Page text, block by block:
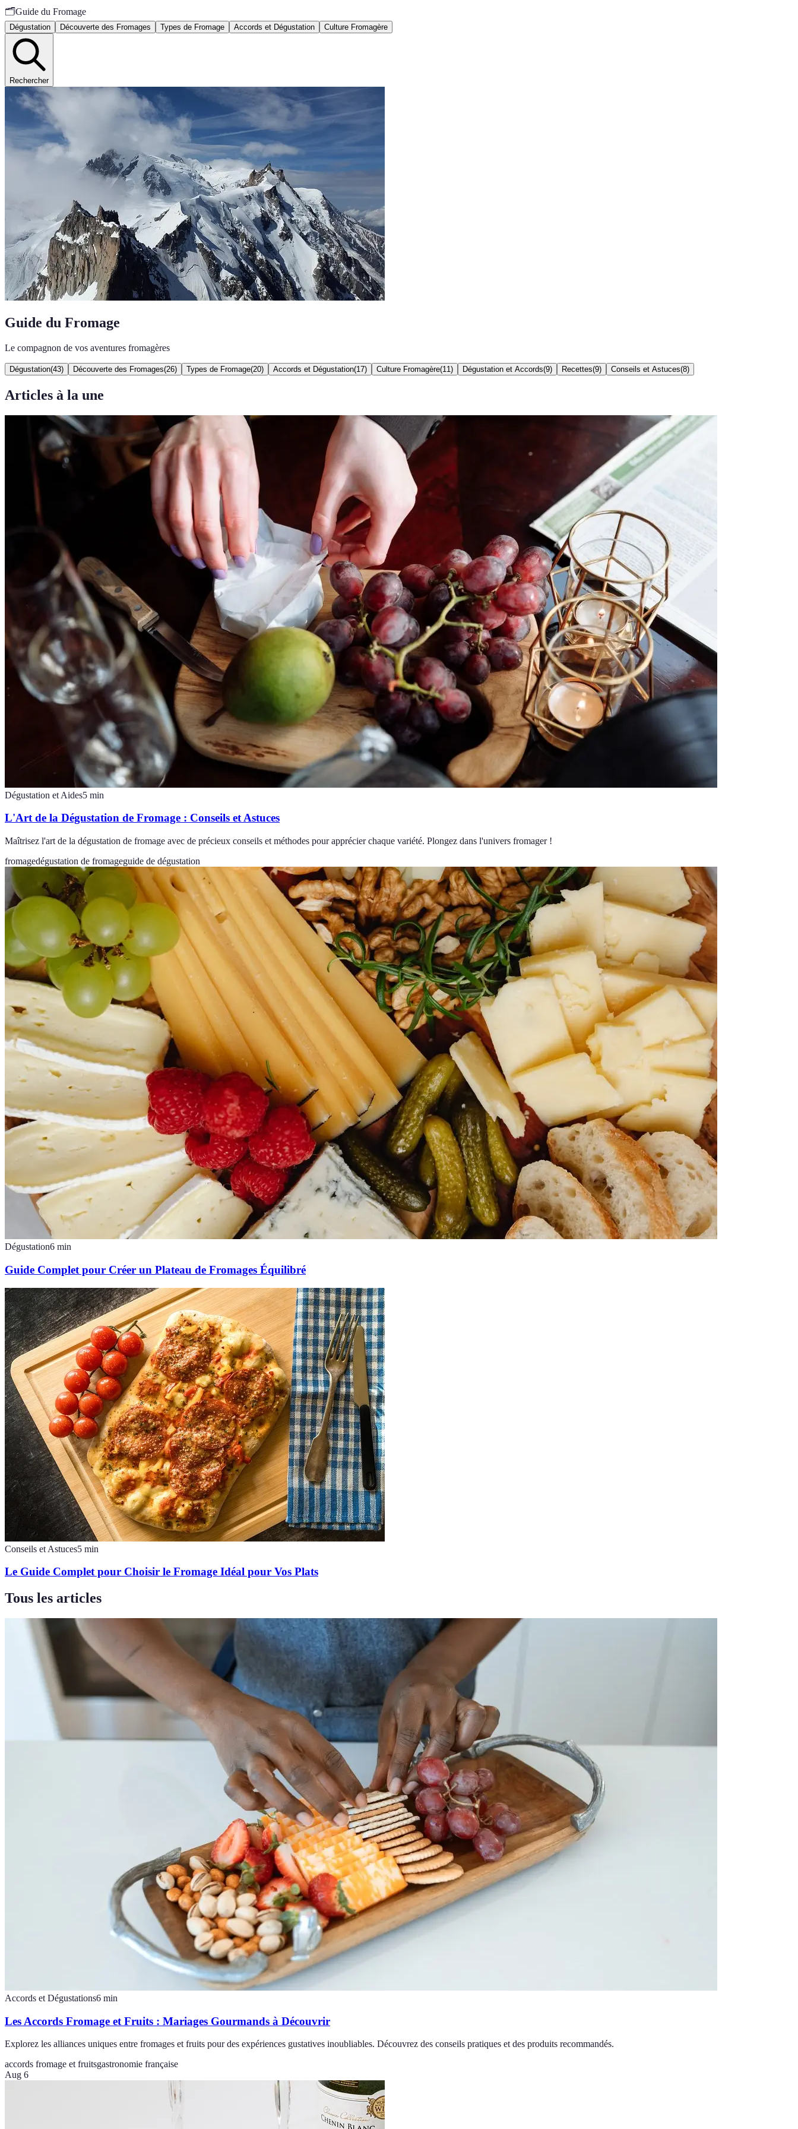
🗂️Guide du Fromage
Dégustation Découverte des Fromages Types de Fromage Accords et Dégustation Culture Fromagère
Rechercher
Guide du Fromage
Le compagnon de vos aventures fromagères
Dégustation(43) Découverte des Fromages(26) Types de Fromage(20) Accords et Dégustation(17) Culture Fromagère(11 ) Dégustation et Accords(9) Recettes(9) Conseils et Astuces(8)
Articles à la une
Dégustation et Aides5 min
L'Art de la Dégustation de Fromage : Conseils et Astuces
Maîtrisez l'art de la dégustation de fromage avec de précieux conseils et méthodes pour apprécier chaque variété. Plongez dans l'univers fromager !
fromagedégustation de fromageguide de dégustation
Dégustation6 min
Guide Complet pour Créer un Plateau de Fromages Équilibré
Conseils et Astuces5 min
Le Guide Complet pour Choisir le Fromage Idéal pour Vos Plats
Tous les articles
Accords et Dégustations6 min
Les Accords Fromage et Fruits : Mariages Gourmands à Découvrir
Explorez les alliances uniques entre fromages et fruits pour des expériences gustatives inoubliables. Découvrez des conseils pratiques et des produits recommandés.
accords fromage et fruitsgastronomie française
Aug 6